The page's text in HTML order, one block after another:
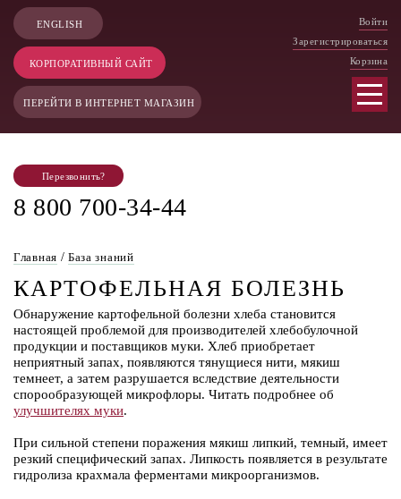
ENGLISH
КОРПОРАТИВНЫЙ САЙТ
ПЕРЕЙТИ В ИНТЕРНЕТ МАГАЗИН
Войти
Зарегистрироваться
Корзина
Перезвонить?
8 800 700-34-44
Главная / База знаний
КАРТОФЕЛЬНАЯ БОЛЕЗНЬ
Обнаружение картофельной болезни хлеба становится
настоящей проблемой для производителей хлебобулочной
продукции и поставщиков муки. Хлеб приобретает
неприятный запах, появляются тянущиеся нити, мякиш
темнеет, а затем разрушается вследствие деятельности
спорообразующей микрофлоры. Читать подробнее об
улучшителях муки.
При сильной степени поражения мякиш липкий, темный, имеет
резкий специфический запах. Липкость появляется в результате
гидролиза крахмала ферментами микроорганизмов.